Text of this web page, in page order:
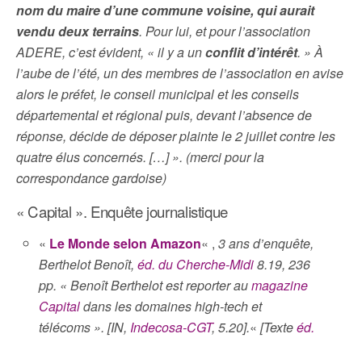
nom du maire d’une commune voisine, qui aurait
vendu deux terrains. Pour lui, et pour l’association
ADERE, c’est évident, « il y a unconflit d’intérêt. » À
l’aube de l’été, un des membres de l’association en avise
alors le préfet, le conseil municipal et les conseils
départemental et régional puis, devant l’absence de
réponse, décide de déposer plainte le 2 juillet contre les
quatre élus concernés. […] ». (merci pour la
correspondance gardoise)
« Capital ». Enquête journalistique
« Le Monde selon Amazon« ,3 ans d’enquête,
Berthelot Benoît,éd. du Cherche-Midi8.19, 236
pp. « Benoît Berthelot est reporter aumagazine
Capitaldans les domaines high-tech et
télécoms ». [IN, Indecosa-CGT, 5.20].«[Texteéd.